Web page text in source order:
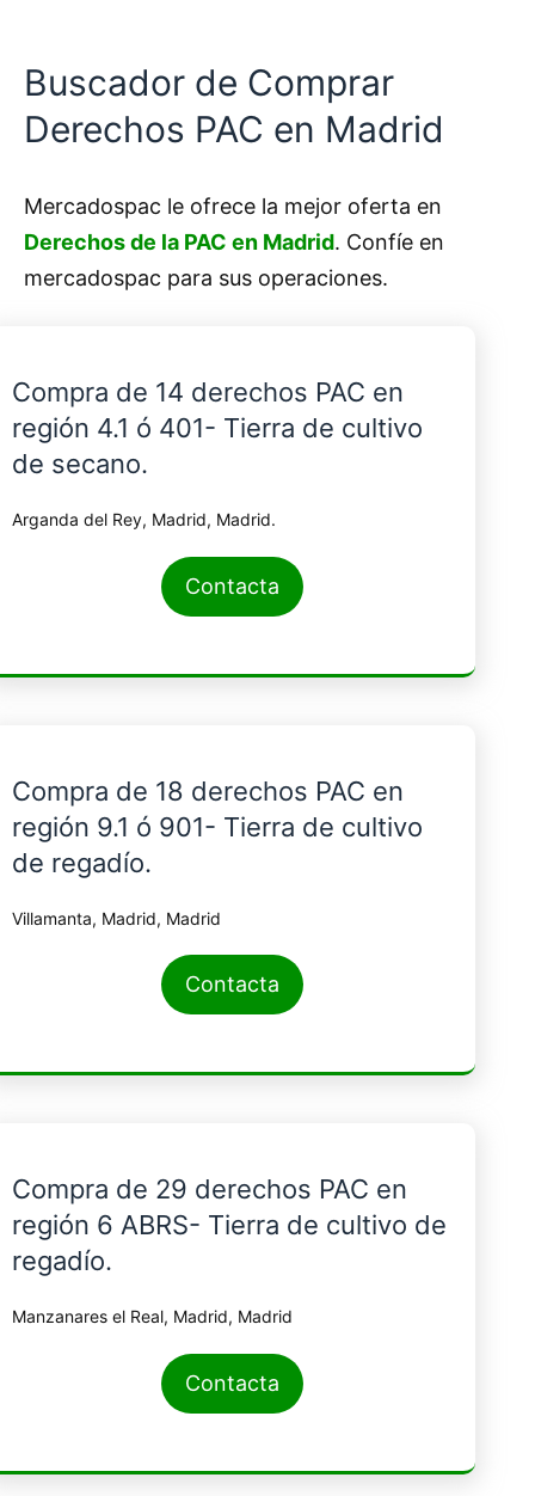
Buscador de Comprar
Derechos PAC en Madrid
Mercadospac le ofrece la mejor oferta en
Derechos de la PAC en Madrid. Confíe en
mercadospac para sus operaciones.
Compra de 14 derechos PAC en
región 4.1 ó 401- Tierra de cultivo
de secano.
Arganda del Rey, Madrid, Madrid.
Contacta
Compra de 18 derechos PAC en
región 9.1 ó 901- Tierra de cultivo
de regadío.
Villamanta, Madrid, Madrid
Contacta
Compra de 29 derechos PAC en
región 6 ABRS- Tierra de cultivo de
regadío.
Manzanares el Real, Madrid, Madrid
Contacta